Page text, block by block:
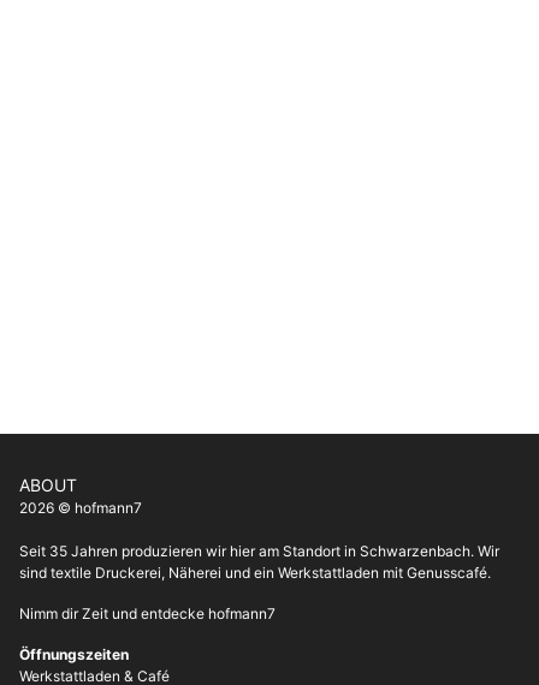
ABOUT
2026 © hofmann7
Seit 35 Jahren produzieren wir hier am Standort in Schwarzenbach. Wir
sind textile Druckerei, Näherei und ein Werkstattladen mit Genusscafé.
Nimm dir Zeit und entdecke hofmann7
Öffnungszeiten
Werkstattladen & Café